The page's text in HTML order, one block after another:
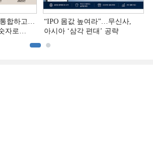
합하고…
자로
“IPO 몸값 높여라”…무신사,
아시아 ‘삼각 편대’ 공략